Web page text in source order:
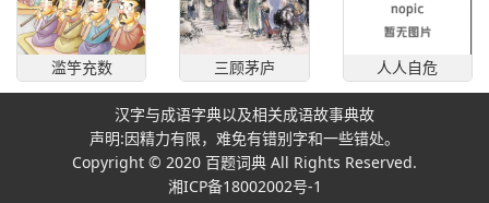
滥竽充数 三顾茅庐 人人自危
汉字与成语字典以及相关成语故事典故
声明:因精力有限，难免有错别字和一些错处。
Copyright © 2020 百题词典 All Rights Reserved.
湘ICP备18002002号-1